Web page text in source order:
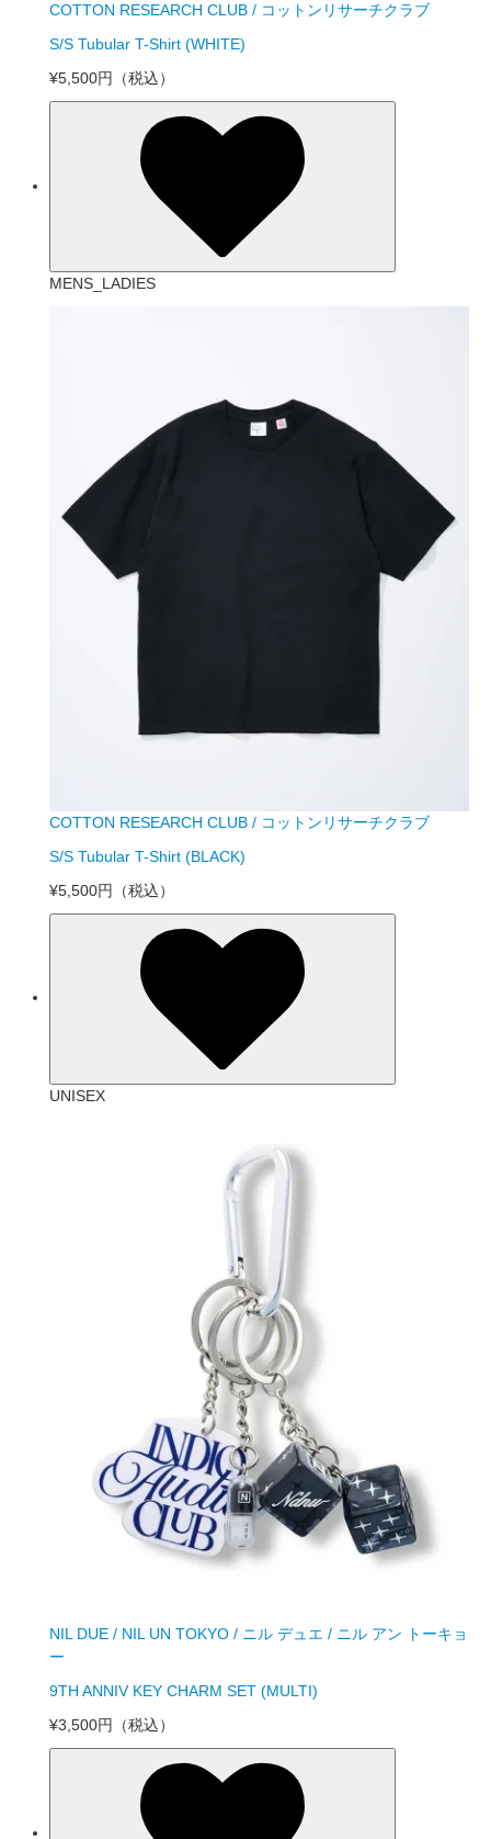
COTTON RESEARCH CLUB / コットンリサーチクラブ
S/S Tubular T-Shirt (WHITE)
¥5,500円
（税込）
MENS_LADIES
COTTON RESEARCH CLUB / コットンリサーチクラブ
S/S Tubular T-Shirt (BLACK)
¥5,500円
（税込）
UNISEX
NIL DUE / NIL UN TOKYO / ニル デュエ / ニル アン トーキョ
ー
9TH ANNIV KEY CHARM SET (MULTI)
¥3,500円
（税込）